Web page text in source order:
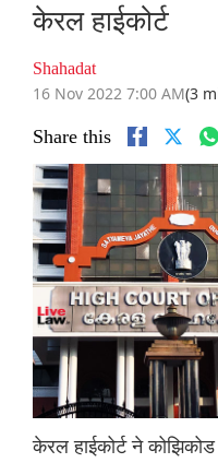
केरल हाईकोर्ट
Shahadat
16 Nov 2022 7:00 AM(3
Share this
केरल हाईकोर्ट ने